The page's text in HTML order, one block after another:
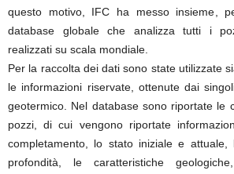
questo motivo, IFC ha messo insieme,
database globale che analizza tutti i
realizzati su scala mondiale.
Per la raccolta dei dati sono state utilizzate
le informazioni riservate, ottenute dai
geotermico. Nel database sono riportate le
pozzi, di cui vengono riportate
completamento, lo stato iniziale e
profondità, le caratteristiche